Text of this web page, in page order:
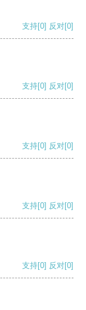
支持[0] 反对[0]
支持[0] 反对[0]
支持[0] 反对[0]
支持[0] 反对[0]
支持[0] 反对[0]